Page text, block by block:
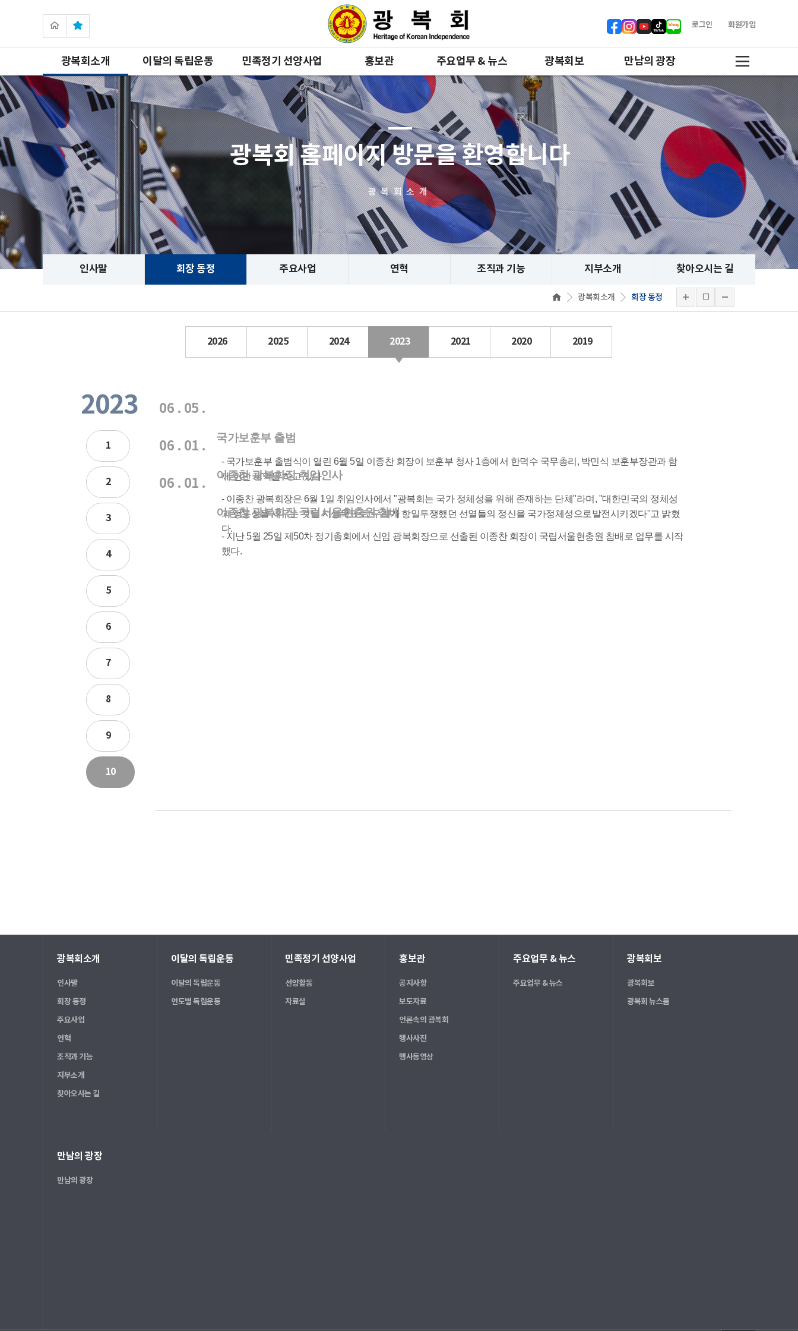
로그인 회원가입
광복회소개 이달의 독립운동 민족정기 선양사업 홍보관 주요업무 & 뉴스 광복회보 만남의 광장
광복회 홈페이지 방문을 환영합니다
광복회소개
인사말 회장 동정 주요사업 연혁 조직과 기능 지부소개 찾아오시는 길
광복회소개 회장 동정
2026 2025 2024 2023 2021 2020 2019
2023
1
2
3
4
5
6
7
8
9
10
06 . 05 .
국가보훈부 출범
- 국가보훈부 출범식이 열린 6월 5일 이종찬 회장이 보훈부 청사 1층에서 한덕수 국무총리, 박민식 보훈부장관과 함
께 현판 제막을 하고 있다.
06 . 01 .
이종찬 광복회장 취임인사
- 이종찬 광복회장은 6월 1일 취임인사에서 "광복회는 국가 정체성을 위해 존재하는 단체"라며, "대한민국의 정체성
과 정통성을 세우는 것을 지상목표로, 우리가 항일투쟁했던 선열들의 정신을 국가정체성으로발전시키겠다"고 밝혔
다.
06 . 01 .
이종찬 광복회장 국립서울현충원 참배
- 지난 5월 25일 제50차 정기총회에서 신임 광복회장으로 선출된 이종찬 회장이 국립서울현충원 참배로 업무를 시작
했다.
광복회소개
인사말
회장 동정
주요사업
연혁
조직과 기능
지부소개
찾아오시는 길
이달의 독립운동
이달의 독립운동
연도별 독립운동
민족정기 선양사업
선양활동
자료실
홍보관
공지사항
보도자료
언론속의 광복회
행사사진
행사동영상
주요업무 & 뉴스
주요업무 & 뉴스
광복회보
광복회보
광복회 뉴스룸
만남의 광장
만남의 광장